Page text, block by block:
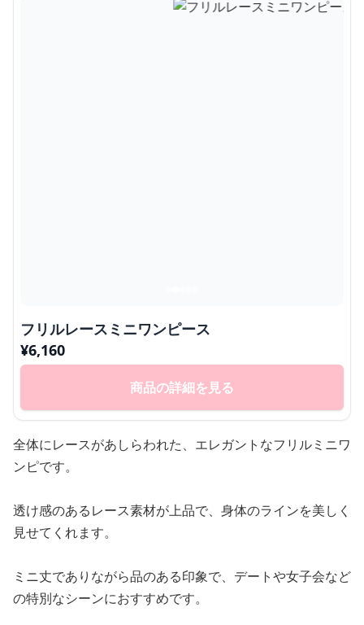
フリルレースミニワンピース
¥6,160
商品の詳細を見る
全体にレースがあしらわれた、エレガントなフリルミニワ
ンピです。
透け感のあるレース素材が上品で、身体のラインを美しく
見せてくれます。
ミニ丈でありながら品のある印象で、デートや女子会など
の特別なシーンにおすすめです。